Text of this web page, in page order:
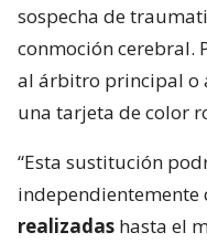
sospecha de
conmoción cerebral.
al árbitro principal o
una tarjeta de color
“Esta sustitución
independientemente
realizadas hasta el